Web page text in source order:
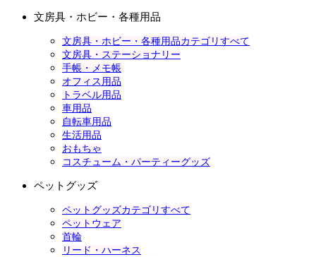
文房具・ホビー・各種用品
文房具・ホビー・各種用品カテゴリすべて
文房具・ステーショナリー
手帳・メモ帳
オフィス用品
トラベル用品
車用品
自転車用品
生活用品
おもちゃ
コスチューム・パーティーグッズ
ペットグッズ
ペットグッズカテゴリすべて
ペットウェア
首輪
リード・ハーネス